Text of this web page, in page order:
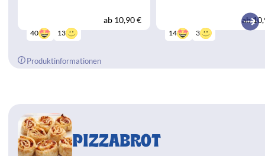
ab 10,90 €
40 13
ab
14 3
Produktinformationen
PIZZABROT